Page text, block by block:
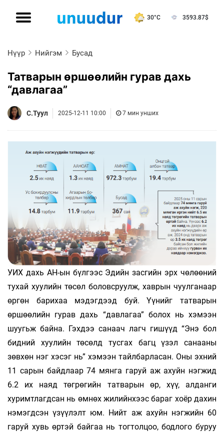
30°C 3593.87$
Нүүр Нийгэм Бусад
Татварын өршөөлийн гурав дахь
“давлагаа”
С.Туул 2025-12-11 10:00 7 мин унших
УИХ дахь АН-ын бүлгээс Эдийн засгийн эрх чөлөөний
тухай хуулийн төсөл боловсруулж, хаврын чуулганаар
өргөн барихаа мэдэгдээд буй. Үүнийг татварын
өршөөлийн гурав дахь “давлагаа” болох нь хэмээн
шуугьж байна. Гэхдээ санаач­ лагч гишүүд “Энэ бол
бидний хуулийн төсөлд тусгах багц үзэл санааны
зөвхөн нэг хэсэг нь” хэмээн тайлбарласан. Оны эхний
11 сарын байдлаар 74 мянга гаруй аж ахуйн нэгжид
6.2 их наяд төгрөгийн татварын өр, хүү, алданги
хуримтлагдсан нь өмнөх жилийнхээс бараг хоёр дахин
нэмэгдсэн үзүүлэлт юм. Нийт аж ахуйн нэгжийн 60
гаруй хувь өртэй байгаа нь тогтолцоо, бодлого буруу